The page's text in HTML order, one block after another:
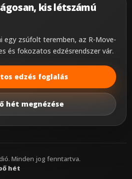
kis létszámú
egy zsúfolt teremben, az R-Move-
és fokozatos edzésrendszer vár.
edzés foglalás
hét megnézése
Minden jog fenntartva.
hét